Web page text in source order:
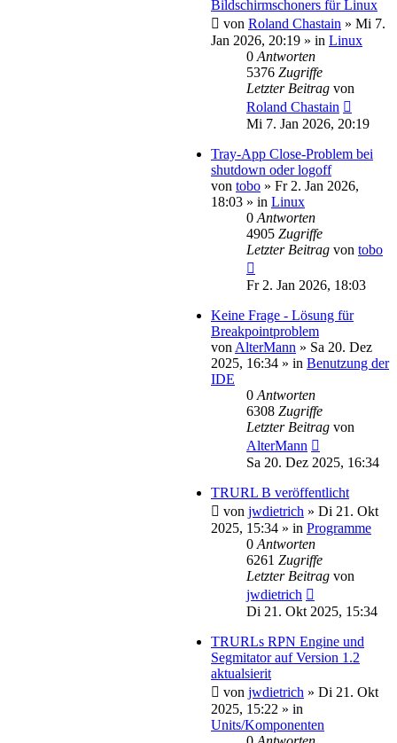
Bildschirmschoners für Linux
von Roland Chastain » Mi 7.
Jan 2026, 20:19 » in Linux
0 Antworten
5376 Zugriffe
Letzter Beitrag von
Roland Chastain
Mi 7. Jan 2026, 20:19
Tray-App Close-Problem bei
shutdown oder logoff
von tobo » Fr 2. Jan 2026,
18:03 » in Linux
0 Antworten
4905 Zugriffe
Letzter Beitrag von tobo
Fr 2. Jan 2026, 18:03
Keine Frage - Lösung für
Breakpointproblem
von AlterMann » Sa 20. Dez
2025, 16:34 » in Benutzung der
IDE
0 Antworten
6308 Zugriffe
Letzter Beitrag von
AlterMann
Sa 20. Dez 2025, 16:34
TRURL B veröffentlicht
von jwdietrich » Di 21. Okt
2025, 15:34 » in Programme
0 Antworten
6261 Zugriffe
Letzter Beitrag von
jwdietrich
Di 21. Okt 2025, 15:34
TRURLs RPN Engine und
Segmitator auf Version 1.2
aktualsierit
von jwdietrich » Di 21. Okt
2025, 15:22 » in
Units/Komponenten